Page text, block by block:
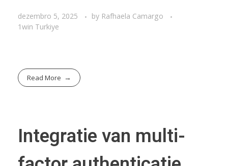
dezembro 5, 2025 by Rafhaela Camargo
1win Turkiye
Read More
Integratie van multi-